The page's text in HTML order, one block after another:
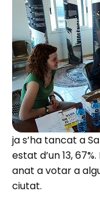
ja s’ha tancat a
estat d’un 13,
anat a votar a
ciutat.